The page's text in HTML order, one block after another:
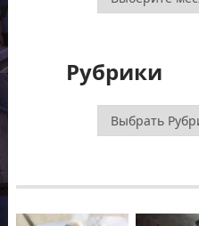
Рубрики
Рубрики